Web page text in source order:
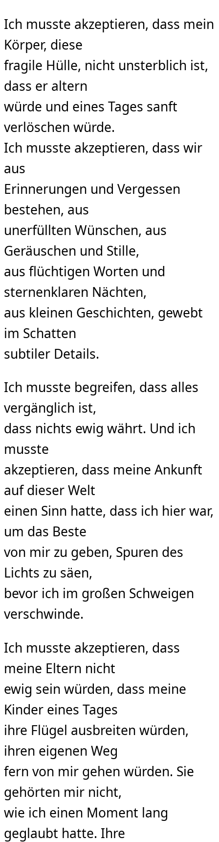
Ich musste akzeptieren, dass mein
Körper, diese
fragile Hülle, nicht unsterblich ist,
dass er altern
würde und eines Tages sanft
verlöschen würde.
Ich musste akzeptieren, dass wir
aus
Erinnerungen und Vergessen
bestehen, aus
unerfüllten Wünschen, aus
Geräuschen und Stille,
aus ﬂüchtigen Worten und
sternenklaren Nächten,
aus kleinen Geschichten, gewebt
im Schatten
subtiler Details.
Ich musste begreifen, dass alles
vergänglich ist,
dass nichts ewig währt. Und ich
musste
akzeptieren, dass meine Ankunft
auf dieser Welt
einen Sinn hatte, dass ich hier war,
um das Beste
von mir zu geben, Spuren des
Lichts zu säen,
bevor ich im großen Schweigen
verschwinde.
Ich musste akzeptieren, dass
meine Eltern nicht
ewig sein würden, dass meine
Kinder eines Tages
ihre Flügel ausbreiten würden,
ihren eigenen Weg
fern von mir gehen würden. Sie
gehörten mir nicht,
wie ich einen Moment lang
geglaubt hatte. Ihre